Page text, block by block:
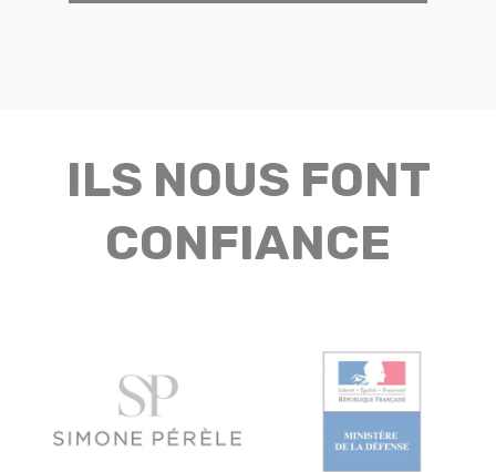
ILS NOUS FONT
CONFIANCE